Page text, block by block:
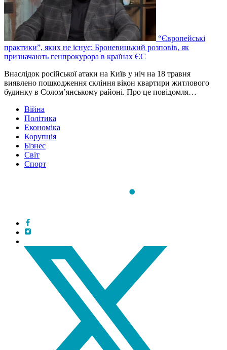
“Європейські
практики”, яких не існує: Броневицький розповів, як
призначають генпрокурора в країнах ЄС
Внаслідок російської атаки на Київ у ніч на 18 травня
виявлено пошкодження скління вікон квартири житлового
будинку в Соломʼянському районі. Про це повідомля…
Війна
Політика
Економіка
Корупція
Бізнес
Світ
Спорт